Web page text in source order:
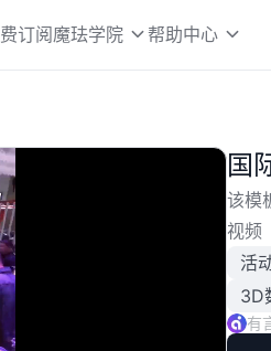
订阅魔珐学院 帮助中心
国
该模
视频
活
3D
有